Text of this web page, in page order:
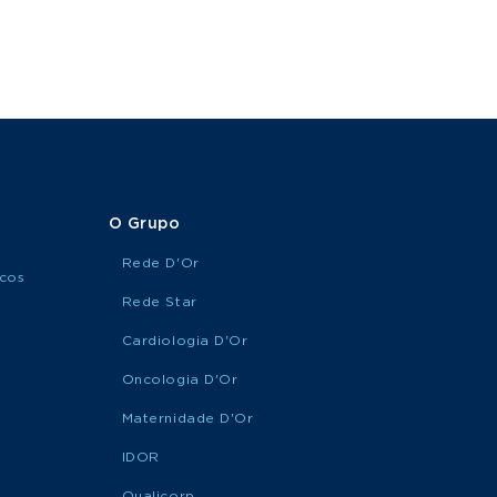
O Grupo
Rede D'Or
Rede Star
Cardiologia D'Or
Oncologia D'Or
Maternidade D'Or
IDOR